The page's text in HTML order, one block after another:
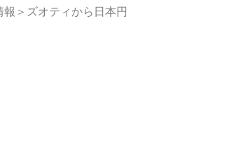
報＞ズオティから日本円